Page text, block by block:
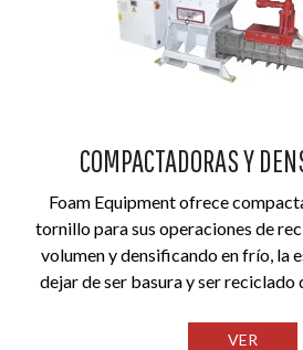
COMPACTADORAS Y
Foam Equipment ofrece
tornillo para sus operaciones de
volumen y densificando en frío, la
dejar de ser basura y ser reciclado
VER